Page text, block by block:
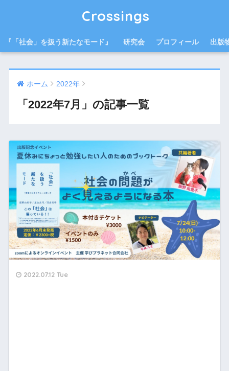
Crossings
『「社会」を扱う新たなモード』 研究会 プロフィール 出版
ホーム 2022年
「2022年7月」の記事一覧
2022.07.12 Tue